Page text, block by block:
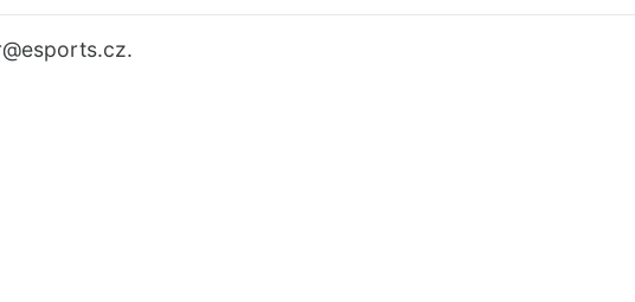
@esports.cz.